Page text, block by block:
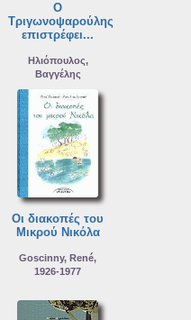
Ο
Τριγωνοψαρούλης
επιστρέφει...
Ηλιόπουλος,
Βαγγέλης
Οι διακοπές του
Μικρού Νικόλα
Goscinny, René,
1926-1977